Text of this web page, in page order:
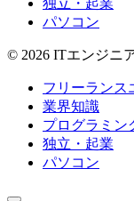
パソコン
© 2026 ITエンジニ
フリーランス
業界知識
プログラミン
独立・起業
パソコン